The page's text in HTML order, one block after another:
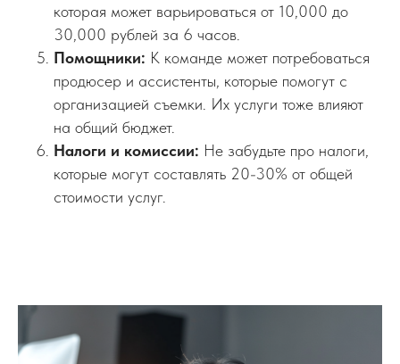
которая может варьироваться от 10,000 до
30,000 рублей за 6 часов.
Помощники: К команде может потребоваться
продюсер и ассистенты, которые помогут с
организацией съемки. Их услуги тоже влияют
на общий бюджет.
Налоги и комиссии: Не забудьте про налоги,
которые могут составлять 20-30% от общей
стоимости услуг.